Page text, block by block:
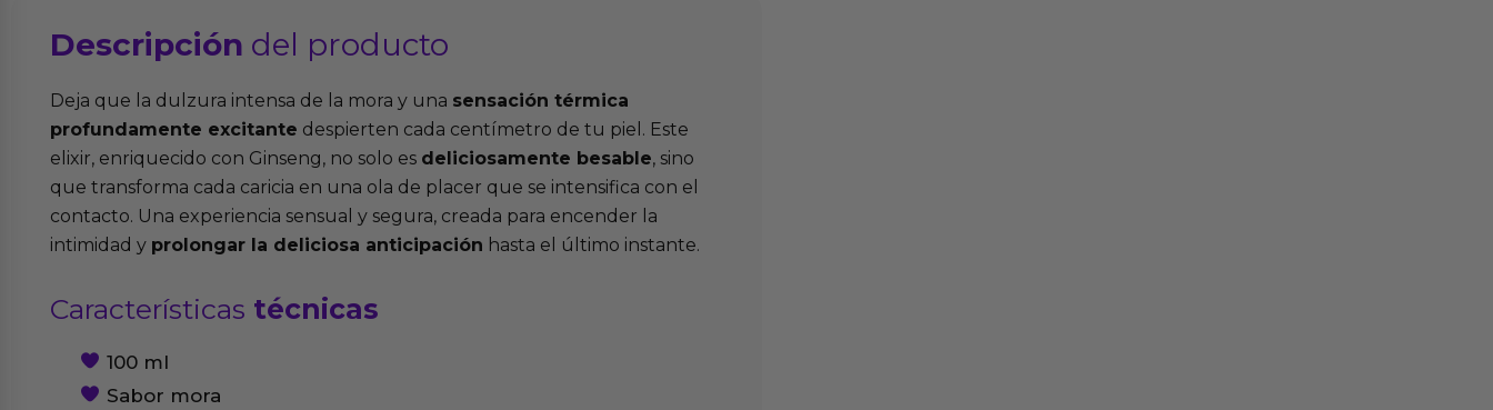
Descripción del producto
Deja que la dulzura intensa de la mora y una sensación térmica
profundamente excitante despierten cada centímetro de tu piel. Este
elixir, enriquecido con Ginseng, no solo es deliciosamente besable, sino
que transforma cada caricia en una ola de placer que se intensifica con el
contacto. Una experiencia sensual y segura, creada para encender la
intimidad y prolongar la deliciosa anticipación hasta el último instante.
Características técnicas
100 ml
Sabor mora